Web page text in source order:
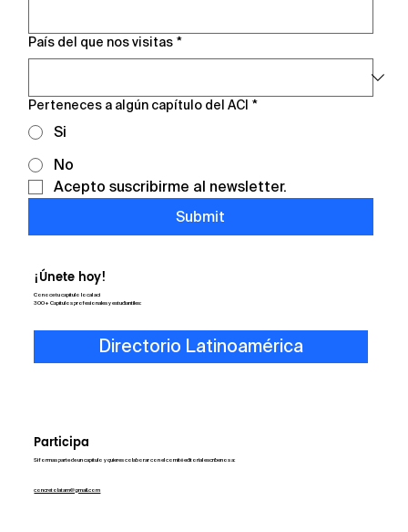
País del que nos visitas *
Perteneces a algún capítulo del ACI *
Si
No
Acepto suscribirme al newsletter.
Submit
¡Únete hoy!
Conoce tu capítulo local aci
300+ Capítulos profesionales y estudiantiles:
Directorio Latinoamérica
Participa
Si formas parte de un capítulo y quieres colaborar con el comité editorial escríbenos a:
concretolatam@gmail.com